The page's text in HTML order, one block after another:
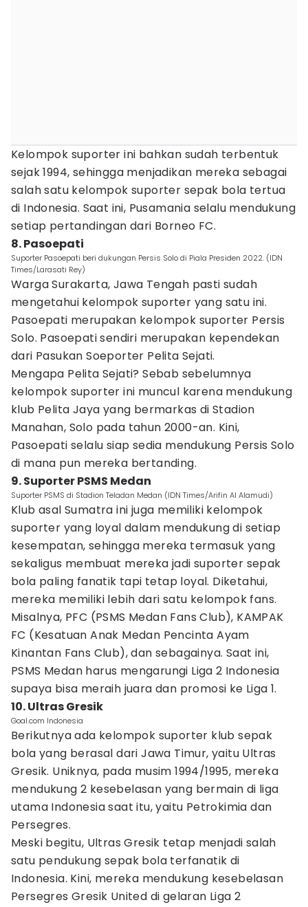
Kelompok suporter ini bahkan sudah terbentuk
sejak 1994, sehingga menjadikan mereka sebagai
salah satu kelompok suporter sepak bola tertua
di Indonesia. Saat ini, Pusamania selalu mendukung
setiap pertandingan dari Borneo FC.
8. Pasoepati
Suporter Pasoepati beri dukungan Persis Solo di Piala Presiden 2022. (IDN
Times/Larasati Rey)
Warga Surakarta, Jawa Tengah pasti sudah
mengetahui kelompok suporter yang satu ini.
Pasoepati merupakan kelompok suporter Persis
Solo. Pasoepati sendiri merupakan kependekan
dari Pasukan Soeporter Pelita Sejati.
Mengapa Pelita Sejati? Sebab sebelumnya
kelompok suporter ini muncul karena mendukung
klub Pelita Jaya yang bermarkas di Stadion
Manahan, Solo pada tahun 2000-an. Kini,
Pasoepati selalu siap sedia mendukung Persis Solo
di mana pun mereka bertanding.
9. Suporter PSMS Medan
Suporter PSMS di Stadion Teladan Medan (IDN Times/Arifin Al Alamudi)
Klub asal Sumatra ini juga memiliki kelompok
suporter yang loyal dalam mendukung di setiap
kesempatan, sehingga mereka termasuk yang
sekaligus membuat mereka jadi suporter sepak
bola paling fanatik tapi tetap loyal. Diketahui,
mereka memiliki lebih dari satu kelompok fans.
Misalnya, PFC (PSMS Medan Fans Club), KAMPAK
FC (Kesatuan Anak Medan Pencinta Ayam
Kinantan Fans Club), dan sebagainya. Saat ini,
PSMS Medan harus mengarungi Liga 2 Indonesia
supaya bisa meraih juara dan promosi ke Liga 1.
10. Ultras Gresik
Goal.com Indonesia
Berikutnya ada kelompok suporter klub sepak
bola yang berasal dari Jawa Timur, yaitu Ultras
Gresik. Uniknya, pada musim 1994/1995, mereka
mendukung 2 kesebelasan yang bermain di liga
utama Indonesia saat itu, yaitu Petrokimia dan
Persegres.
Meski begitu, Ultras Gresik tetap menjadi salah
satu pendukung sepak bola terfanatik di
Indonesia. Kini, mereka mendukung kesebelasan
Persegres Gresik United di gelaran Liga 2